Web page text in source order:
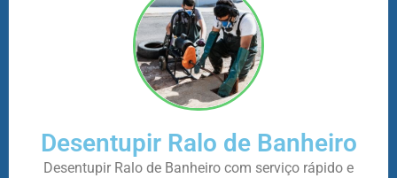
Desentupir Ralo de Banheiro
Desentupir Ralo de Banheiro com serviço rápido e